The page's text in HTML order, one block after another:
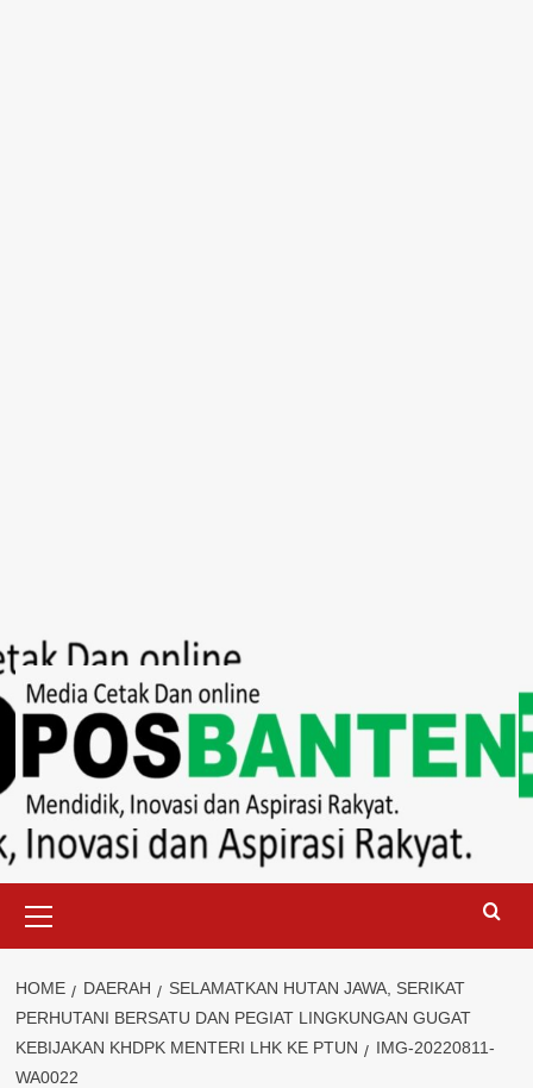
to
content
Menu
HOME DAERAH
SELAMATKAN HUTAN JAWA, SERIKAT
PERHUTANI BERSATU DAN PEGIAT LINGKUNGAN GUGAT
KEBIJAKAN KHDPK MENTERI LHK KE PTUN
IMG-20220811-
WA0022